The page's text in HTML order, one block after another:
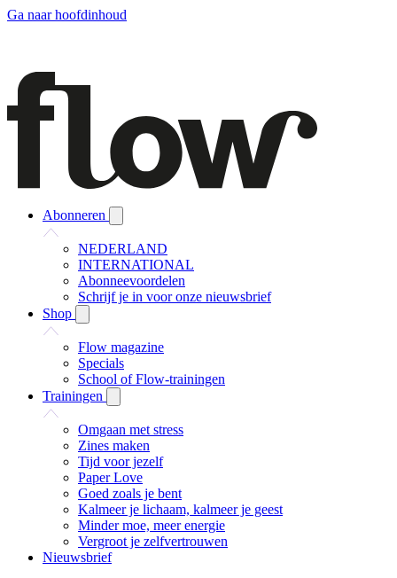
Ga naar hoofdinhoud
Abonneren
NEDERLAND
INTERNATIONAL
Abonneevoordelen
Schrijf je in voor onze nieuwsbrief
Shop
Flow magazine
Specials
School of Flow-trainingen
Trainingen
Omgaan met stress
Zines maken
Tijd voor jezelf
Paper Love
Goed zoals je bent
Kalmeer je lichaam, kalmeer je geest
Minder moe, meer energie
Vergroot je zelfvertrouwen
Nieuwsbrief